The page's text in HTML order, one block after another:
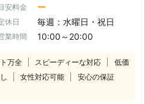
診断をご利用ください！当店は栃
大田原市でパソコン修理を承って
す。「どこが悪いのかわらない」
診断11,000円（税込）で承って
ます。パソコンの故障箇所は自分で
することは難しいです。まずはプ
当社は直接お客様の元へお伺いし
コントラブルを解決するサービス
供しております。パソコンに関す
ぜひお気軽にご連絡ください。
コンの動きが遅いとストレスを感
安料金 ー
休日 毎週：水曜日・祝日
業時間 10:00～20:00
万全 スピーディーな対応
低価
女性対応可能
安心の保証